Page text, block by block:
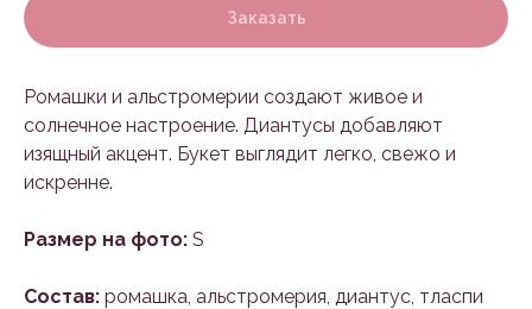
Заказать
Ромашки и альстромерии создают живое и
солнечное настроение. Диантусы добавляют
изящный акцент. Букет выглядит легко, свежо и
искренне.
Размер на фото: S
Состав: ромашка, альстромерия, диантус, тласпи